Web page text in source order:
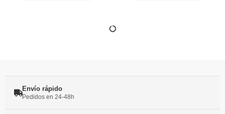
Envío rápido
Pedidos en 24-48h